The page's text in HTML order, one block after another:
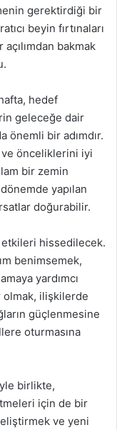
gerektirdiği bir
beyin fırtınaları
bakmak
hedef
geleceğe dair
bir adımdır.
ve önceliklerini iyi
bir zemin
dönemde yapılan
doğurabilir.
etkileri hissedilecek.
benimsemek,
yardımcı
olmak, ilişkilerde
güçlenmesine
oturmasına
birlikte,
için de bir
ve yeni